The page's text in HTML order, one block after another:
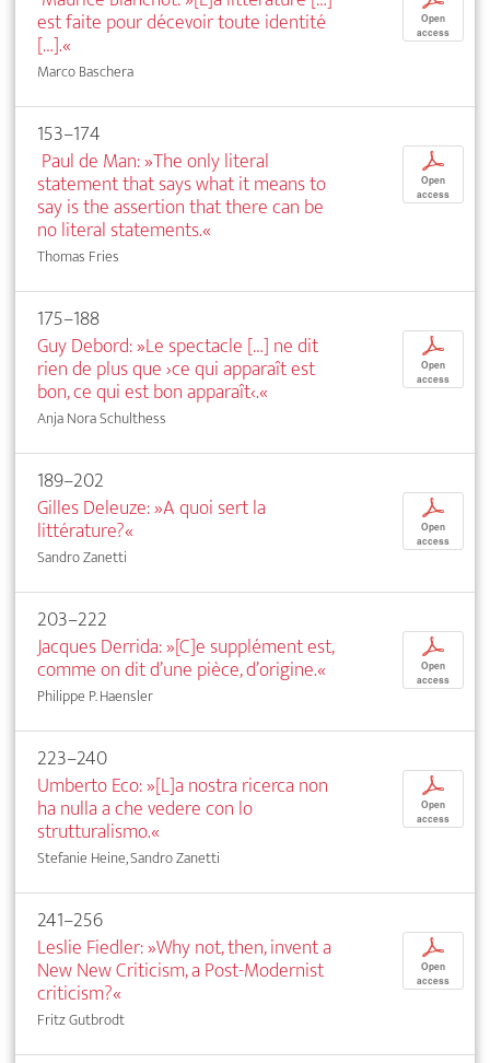
est faite pour décevoir toute identité
[…].«
Marco Baschera
Open
access
153–174
Paul de Man: »The only literal
statement that says what it means to
say is the assertion that there can be
no literal statements.«
Thomas Fries
p
Open
access
175–188
Guy Debord: »Le spectacle […] ne dit
rien de plus que ›ce qui apparaît est
bon, ce qui est bon apparaît‹.«
Anja Nora Schulthess
p
Open
access
189–202
Gilles Deleuze: »A quoi sert la
littérature?«
Sandro Zanetti
p
Open
access
203–222
Jacques Derrida: »[C]e supplément est,
comme on dit d’une pièce, d’origine.«
Philippe P. Haensler
p
Open
access
223–240
Umberto Eco: »[L]a nostra ricerca non
ha nulla a che vedere con lo
strutturalismo.«
Stefanie Heine, Sandro Zanetti
p
Open
access
241–256
Leslie Fiedler: »Why not, then, invent a
New New Criticism, a Post-Modernist
criticism?«
Fritz Gutbrodt
p
Open
access